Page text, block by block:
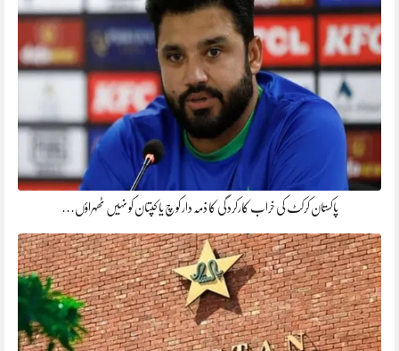
پاکستان کرکٹ کی خراب کارکردگی کا ذمہ دار کوچ یا کپتان کو نہیں ٹھہراؤں…